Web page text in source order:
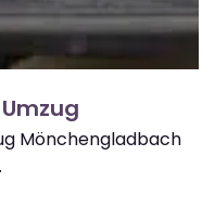
Mönchengladbach